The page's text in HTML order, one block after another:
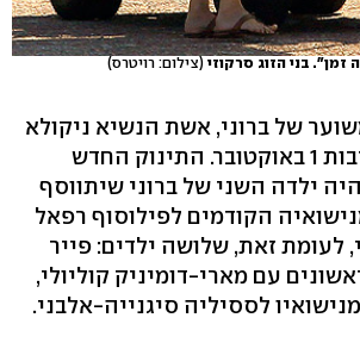
בני הזוג סרקוזי(צילום: רויטרס)
של ברוני, אשת הנשיא ניקולא
סרקוזי, הוא בסביבות 1 באוקטובר. התינוק החדש
ילדה השני של ברוני שיתווסף
הקודמים לפילוסוף רפאל
לעומת זאת, שלושה ילדים: פייר
עם מארי-דומיניק קוליולי,
לססיליה סיגנייה-אלבני.